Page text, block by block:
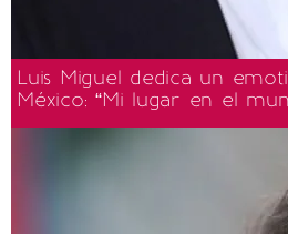
Luis Miguel dedica un
México: “Mi lugar en el